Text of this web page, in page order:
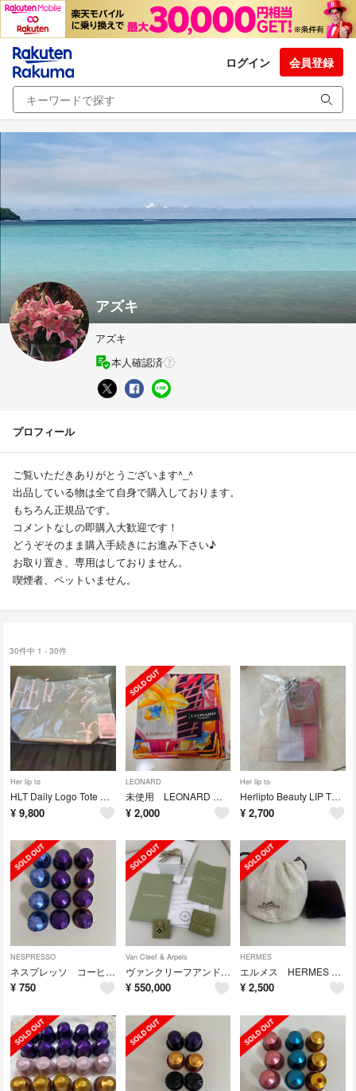
ログイン 会員登録
アズキ
アズキ
本人確認済
プロフィール
ご覧いただきありがとうございます^_^
出品している物は全て自身で購入しております。
もちろん正規品です。
コメントなしの即購入大歓迎です！
どうぞそのまま購入手続きにお進み下さい♪
お取り置き、専用はしておりません。
喫煙者、ペットいません。
30件中 1 - 30件
Her lip to
HLT Daily Logo Tote 名古屋限定 トートバッグ mint
¥ 9,800
LEONARD
未使用 LEONARD レオナール 花柄 大判ハンカチ スカーフ シルク混
¥ 2,000
Her lip to
Herlipto Beauty LIP TO LOVE CHARM
¥ 2,700
NESPRESSO
ネスプレッソ コーヒーカプセル
¥ 750
Van Cleef & Arpels
ヴァンクリーフアンドアーペル ヴィンテージ アルハンブラ リング オニキス
¥ 550,000
HERMES
エルメス HERMES 巾着袋 クッション付き
¥ 2,500